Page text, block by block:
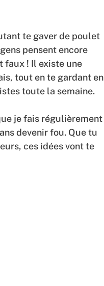
te gaver de poulet
pensent encore
faux ! Il existe une
tout en te gardant en
toute la semaine.
je fais régulièrement
devenir fou. Que tu
ces idées vont te